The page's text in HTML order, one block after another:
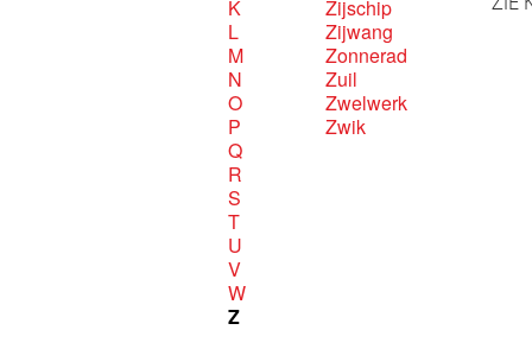
K
L
M
N
O
P
Q
R
S
T
U
V
W
Z
Zijschip
Zijwang
Zonnerad
Zuil
Zwelwerk
Zwik